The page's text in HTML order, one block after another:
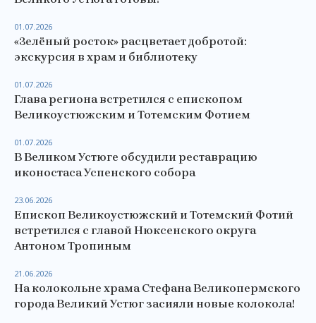
«Зелёный росток» расцветает добротой:
экскурсия в храм и библиотеку
01.07.2026
Глава региона встретился с епископом
Великоустюжским и Тотемским Фотием
01.07.2026
В Великом Устюге обсудили реставрацию
иконостаса Успенского собора
01.07.2026
Епископ Великоустюжский и Тотемский Фотий
встретился с главой Нюксенского округа
Антоном Тропиным
23.06.2026
На колокольне храма Стефана Великопермского
города Великий Устюг засияли новые колокола!
21.06.2026